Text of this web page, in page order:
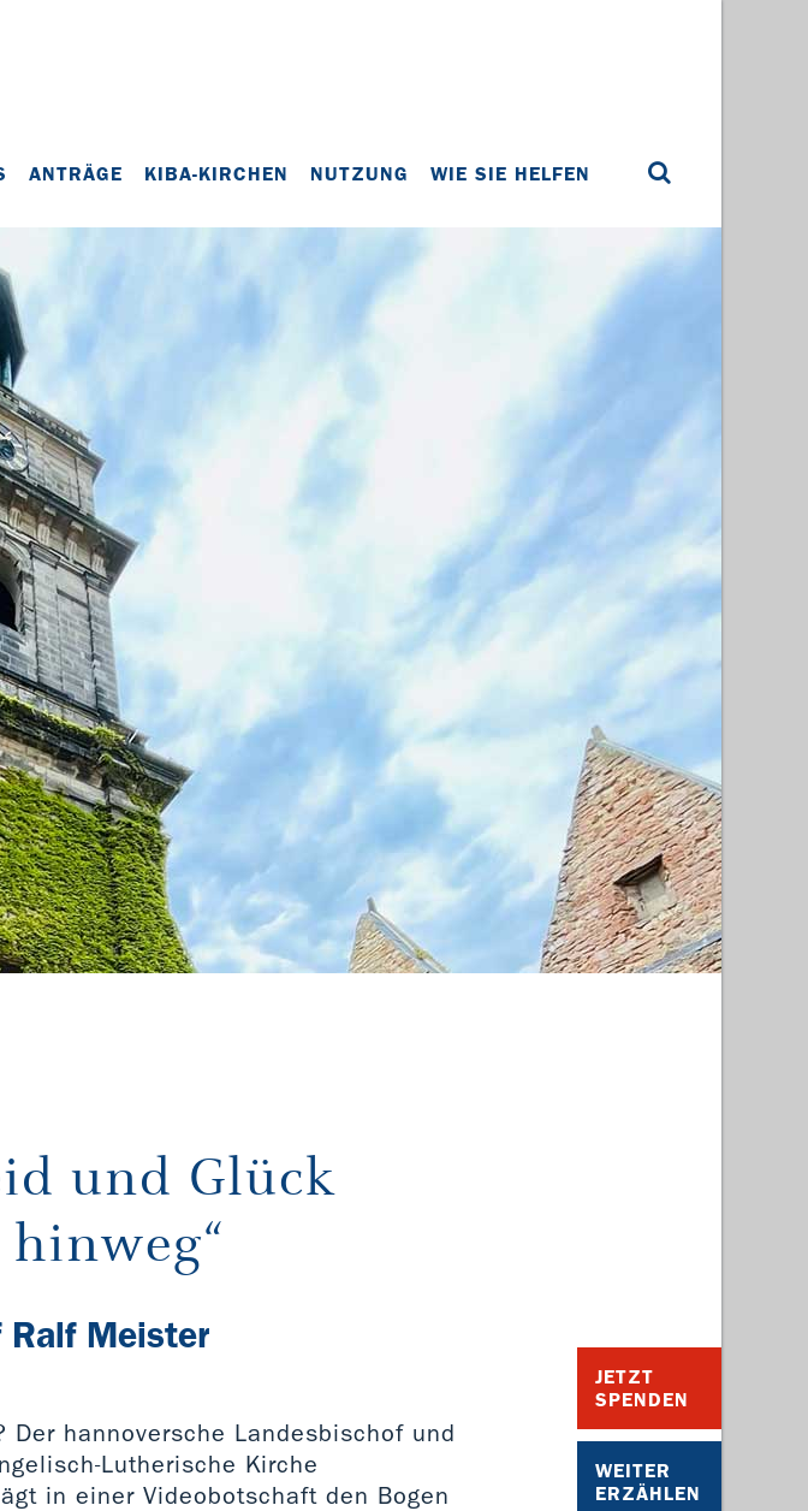
ANTRÄGE KIBA-KIRCHEN NUTZUNG WIE SIE HELFEN
Hannover
JETZT
SPENDEN
WEITER
ERZÄHLEN
und Glück
Ralf Meister
hannoversche Landesbischof und
Lutherische Kirche
in einer Videobotschaft den Bogen